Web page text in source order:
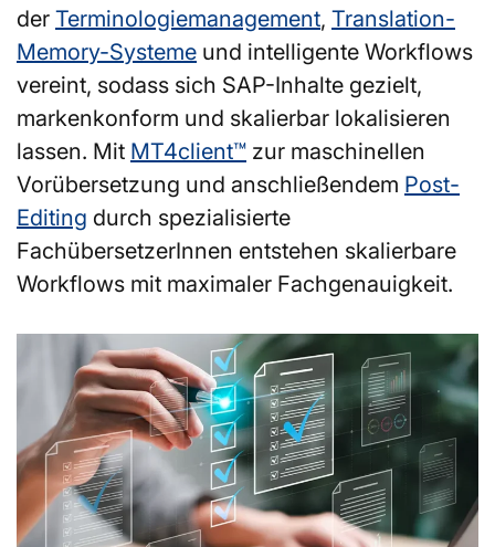
der Terminologiemanagement, Translation-
Memory-Systeme und intelligente Workflows
vereint, sodass sich SAP-Inhalte gezielt,
markenkonform und skalierbar lokalisieren
lassen. Mit MT4client™ zur maschinellen
Vorübersetzung und anschließendem Post-
Editing durch spezialisierte
FachübersetzerInnen entstehen skalierbare
Workflows mit maximaler Fachgenauigkeit.